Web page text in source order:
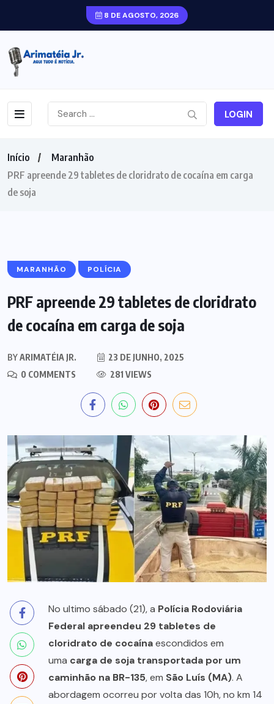
8 DE AGOSTO, 2026
LOGIN
Início
Maranhão
PRF apreende 29 tabletes de cloridrato de cocaína em carga
de soja
MARANHÃO POLÍCIA
PRF apreende 29 tabletes de cloridrato
de cocaína em carga de soja
BYARIMATÉIA JR.
23 DE JUNHO, 2025
0 COMMENTS
281 VIEWS
No ultimo sábado (21), a Polícia Rodoviária
Federal apreendeu 29 tabletes de
cloridrato de cocaínaescondidos em
uma carga de soja transportada por um
caminhão na BR-135, em São Luís (MA). A
abordagem ocorreu por volta das 10h, no km 14